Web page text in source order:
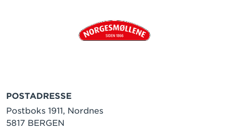
POSTADRESSE
Postboks 1911, Nordnes
5817 BERGEN